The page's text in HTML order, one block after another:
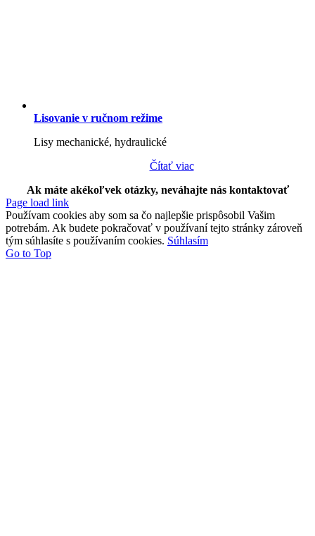
Lisovanie v ručnom režime
Lisy mechanické, hydraulické
Čítať viac
Ak máte akékoľvek otázky, neváhajte nás kontaktovať
Page load link
Používam cookies aby som sa čo najlepšie prispôsobil Vašim
potrebám. Ak budete pokračovať v používaní tejto stránky zároveň
tým súhlasíte s používaním cookies. Súhlasím
Go to Top